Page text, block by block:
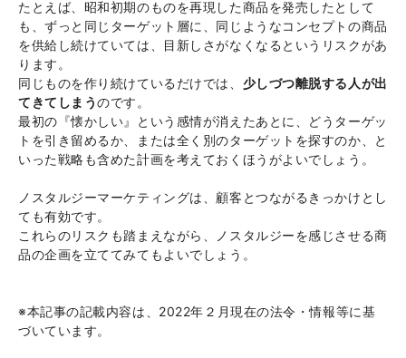
たとえば、昭和初期のものを再現した商品を発売したとして
も、ずっと同じターゲット層に、同じようなコンセプトの商品
を供給し続けていては、目新しさがなくなるというリスクがあ
ります。
同じものを作り続けているだけでは、 少しづつ離脱する人が出
てきてしまうのです。
最初の『懐かしい』という感情が消えたあとに、どうターゲッ
トを引き留めるか、または全く別のターゲットを探すのか、と
いった戦略も含めた計画を考えておくほうがよいでしょう。
ノスタルジーマーケティングは、顧客とつながるきっかけとし
ても有効です。
これらのリスクも踏まえながら、ノスタルジーを感じさせる商
品の企画を立ててみてもよいでしょう。
※本記事の記載内容は、2022年２月現在の法令・情報等に基
づいています。